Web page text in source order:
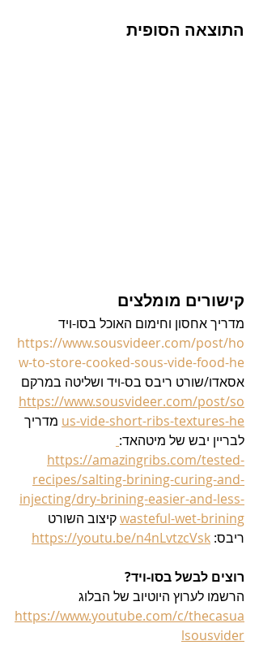
התוצאה הסופית
קישורים מומלצים
מדריך אחסון וחימום האוכל בסו-ויד
https://www.sousvideer.com/post/ho
w-to-store-cooked-sous-vide-food-he
אסאדו/שורט ריבס בס-ויד ושליטה במרקם
https://www.sousvideer.com/post/so
us-vide-short-ribs-textures-he מדריך
לבריין יבש של מיטהאד:
https://amazingribs.com/tested-
recipes/salting-brining-curing-and-
injecting/dry-brining-easier-and-less-
wasteful-wet-briningקיצוב השורט
ריבס: https://youtu.be/n4nLvtzcVsk
רוצים לבשל בסו-ויד?
הרשמו לערוץ היוטיוב של הבלוג
https://www.youtube.com/c/thecasua
lsousvider